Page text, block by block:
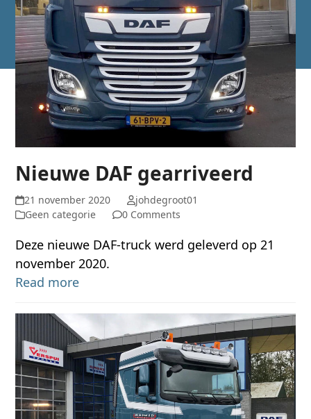
Nieuwe DAF gearriveerd
21 november 2020
johdegroot01
Geen categorie
0 Comments
Deze nieuwe DAF-truck werd geleverd op 21
november 2020.
Read more